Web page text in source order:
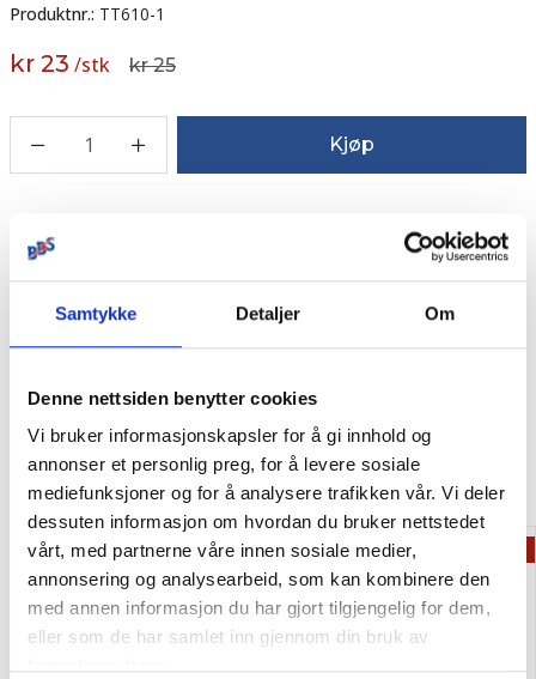
Samtykke Detaljer Om
Denne nettsiden benytter cookies
Vi bruker informasjonskapsler for å gi innhold og
annonser et personlig preg, for å levere sosiale
mediefunksjoner og for å analysere trafikken vår. Vi deler
dessuten informasjon om hvordan du bruker nettstedet
vårt, med partnerne våre innen sosiale medier,
annonsering og analysearbeid, som kan kombinere den
med annen informasjon du har gjort tilgjengelig for dem,
eller som de har samlet inn gjennom din bruk av
Produktnr.: TT610-1
kr 23 /stk kr 25
1 Kjøp
Beskrivelse
Relaterte produkter
TILBUD -20% TILBUD